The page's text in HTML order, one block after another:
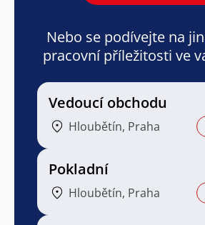
Nebo se podívejte na
pracovní příležitosti ve
Vedoucí obchodu
Hloubětín, Praha
Pokladní
Hloubětín, Praha